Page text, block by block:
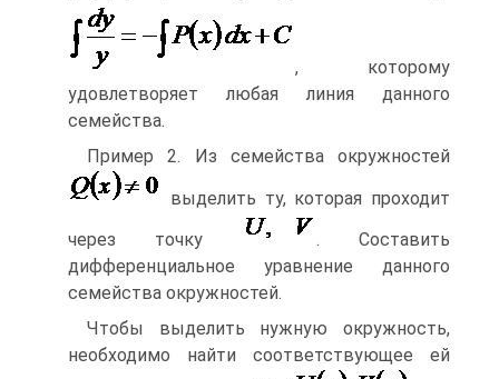
, которому
удовлетворяет любая линия данного
семейства.
Пример 2. Из семейства окружностей
выделить ту, которая проходит
через точку
. Составить
дифференциальное уравнение данного
семейства окружностей.
Чтобы выделить нужную окружность,
необходимо найти соответствующее ей